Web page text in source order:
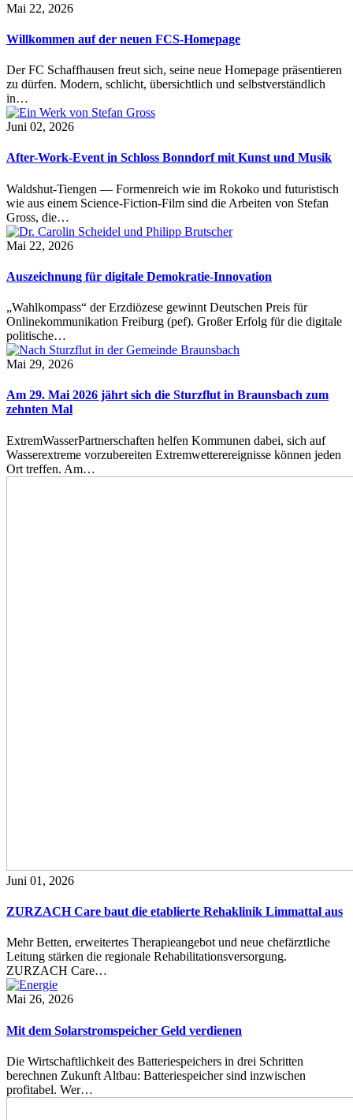
Mai 22, 2026
Willkommen auf der neuen FCS-Homepage
Der FC Schaffhausen freut sich, seine neue Homepage präsentieren
zu dürfen. Modern, schlicht, übersichtlich und selbstverständlich
in…
Juni 02, 2026
After-Work-Event in Schloss Bonndorf mit Kunst und Musik
Waldshut-Tiengen — Formenreich wie im Rokoko und futuristisch
wie aus einem Science-Fiction-Film sind die Arbeiten von Stefan
Gross, die…
Mai 22, 2026
Auszeichnung für digitale Demokratie-Innovation
„Wahlkompass“ der Erzdiözese gewinnt Deutschen Preis für
Onlinekommunikation Freiburg (pef). Großer Erfolg für die digitale
politische…
Mai 29, 2026
Am 29. Mai 2026 jährt sich die Sturzflut in Braunsbach zum
zehnten Mal
ExtremWasserPartnerschaften helfen Kommunen dabei, sich auf
Wasserextreme vorzubereiten Extremwetterereignisse können jeden
Ort treffen. Am…
Juni 01, 2026
ZURZACH Care baut die etablierte Rehaklinik Limmattal aus
Mehr Betten, erweitertes Therapieangebot und neue chefärztliche
Leitung stärken die regionale Rehabilitationsversorgung.
ZURZACH Care…
Mai 26, 2026
Mit dem Solarstromspeicher Geld verdienen
Die Wirtschaftlichkeit des Batteriespeichers in drei Schritten
berechnen Zukunft Altbau: Batteriespeicher sind inzwischen
profitabel. Wer…